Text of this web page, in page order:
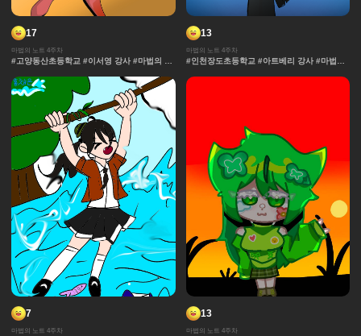
17
마법의 노트 4주차
#고양동산초등학교 #이서영 강사 #마법의 노
채색기법 #연출
13
마법의 노트 4주차
#인천장도초등학교 #아트베리 강사 #마법의
콘티 #날씨 #캐릭터 #아이돌 #액션 #컷만화
7
마법의 노트 4주차
13
마법의 노트 4주차